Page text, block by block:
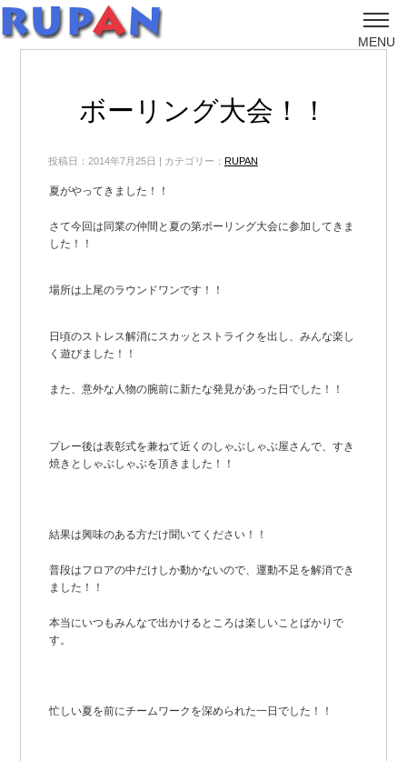
MENU
ボーリング大会！！
投稿日：2014年7月25日 | カテゴリー： RUPAN
夏がやってきました！！
さて今回は同業の仲間と夏の第ボーリング大会に参加してきま
した！！
場所は上尾のラウンドワンです！！
日頃のストレス解消にスカッとストライクを出し、みんな楽し
く遊びました！！
また、意外な人物の腕前に新たな発見があった日でした！！
プレー後は表彰式を兼ねて近くのしゃぶしゃぶ屋さんで、すき
焼きとしゃぶしゃぶを頂きました！！
結果は興味のある方だけ聞いてください！！
普段はフロアの中だけしか動かないので、運動不足を解消でき
ました！！
本当にいつもみんなで出かけるところは楽しいことばかりで
す。
忙しい夏を前にチームワークを深められた一日でした！！